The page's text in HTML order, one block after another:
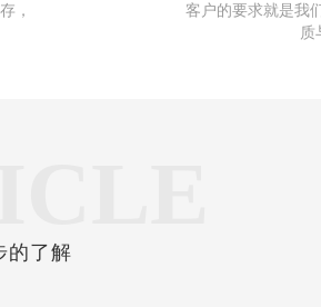
，
客户的要求就是我
质
的了解